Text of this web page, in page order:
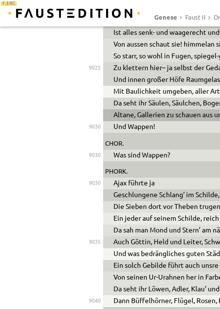
1.3 RC
Genese Faust II
9020
Cyklopisch wie Cyclopen, rohen
Auf rohe Steine stürzend; dort
Ist alles senk- und waagerecht
Von aussen schaut sie! himmelan
So starr, so wohl in Fugen,
9025
Zu klettern hier– ja selbst der
Und innen großer Höfe
Mit Baulichkeit umgeben, aller
Da seht ihr Säulen, Säulchen,
Altane, Gallerien zu schauen aus
9030 Und Wappen!
CHOR.
9030 Was sind Wappen?
PHORK.
9030
Ajax führte ja
Geschlungene Schlang’ im
Die Sieben dort vor Theben
Ein jeder auf seinem Schilde,
Da sah man Mond und Stern’ am
9035
Auch Göttin, Held und Leiter,
Und was bedrängliches guten
Ein solch Gebilde führt auch unsre
Von seinen Ur-Urahnen her in
Da seht ihr Löwen, Adler, Klau’
9040
Dann Büffelhörner, Flügel, Rosen,